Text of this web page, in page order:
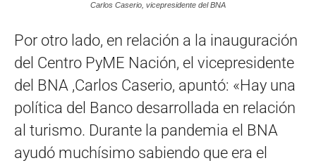
Carlos Caserio, vicepresidente del BNA
Por otro lado, en relación a la inauguración
del Centro PyME Nación, el vicepresidente
del BNA ,Carlos Caserio, apuntó: «Hay una
política del Banco desarrollada en relación
al turismo. Durante la pandemia el BNA
ayudó muchísimo sabiendo que era el